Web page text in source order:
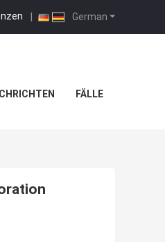
German
|
FÄLLE